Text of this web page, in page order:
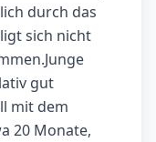
durch das
sich nicht
gut
mit dem
20 Monate,